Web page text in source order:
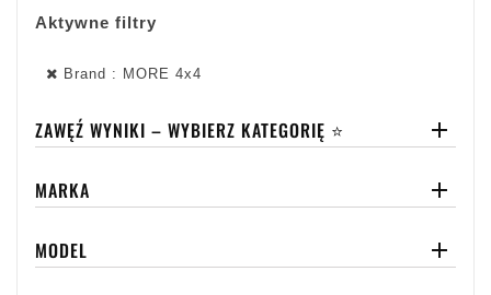
Aktywne filtry
Brand : MORE 4x4
ZAWĘŹ WYNIKI – WYBIERZ KATEGORIĘ ⭐ 
MARKA 
MODEL 